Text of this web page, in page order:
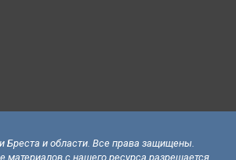
Бреста и области. Все права защищены.
материалов с нашего ресурса разрешается